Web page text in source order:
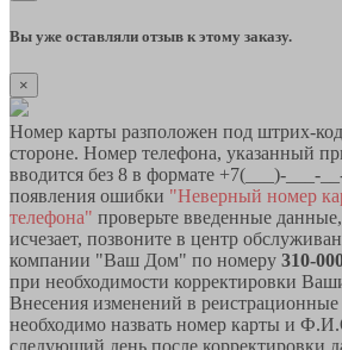
Вы уже оставляли отзыв к этому заказу.
×
Номер карты разположен под штрих-
стороне. Номер телефона, указанный
вводится без 8 в формате +7(___)-___-
появления ошибки "Неверный номер
телефона" проверьте введенные
исчезает, позвоните в центр
компании "Ваш Дом" по номеру 310-
при необходимости корректировки
Внесения изменений в
необходимо назвать номер карты и